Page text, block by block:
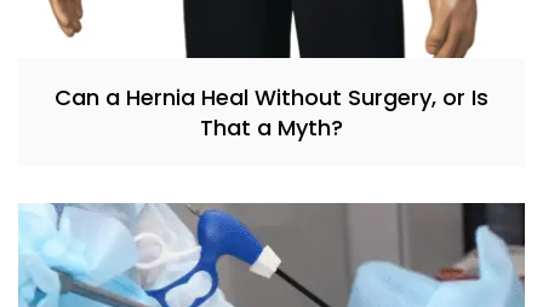
Can a Hernia Heal Without Surgery, or Is
That a Myth?